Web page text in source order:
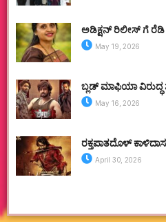
ಅಡಿಕ್ಷನ್ ರಿಲೀಸ್ ಗೆ ರೆಡಿ
May 19, 2026
ಬ್ಲಡ್ ಮಾಫಿಯಾ
May 16, 2026
ರಕ್ತಪಾತದೊಳ್
April 30, 2026